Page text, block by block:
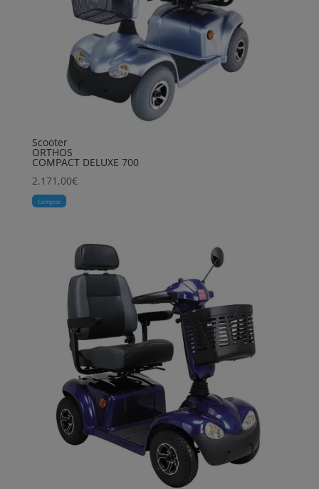
Scooter
ORTHOS
COMPACT DELUXE 700
2.171,00€
Comprar